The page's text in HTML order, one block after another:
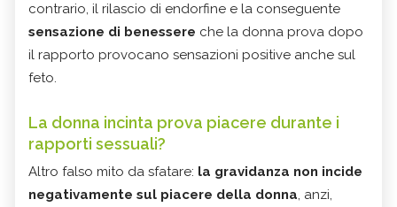
contrario, il rilascio di endorfine e la conseguente
sensazione di benessere che la donna prova dopo
il rapporto provocano sensazioni positive anche sul
feto.
La donna incinta prova piacere durante i
rapporti sessuali?
Altro falso mito da sfatare: la gravidanza non incide
negativamente sul piacere della donna, anzi,